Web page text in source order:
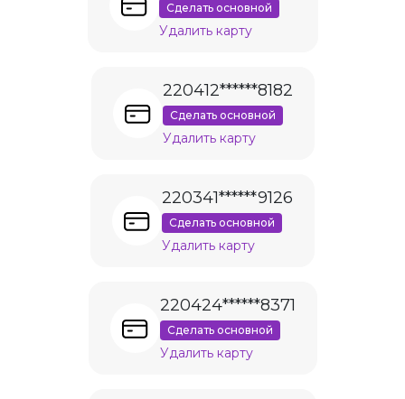
Сделать основной
Удалить карту
220412******8182
Сделать основной
Удалить карту
220341******9126
Сделать основной
Удалить карту
220424******8371
Сделать основной
Удалить карту